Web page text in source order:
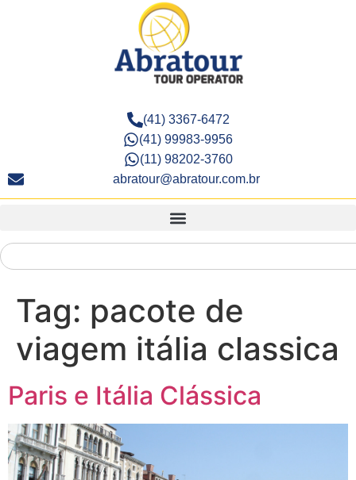
(41) 3367-6472
(41) 99983-9956
(11) 98202-3760
abratour@abratour.com.br
Tag: pacote de
viagem itália classica
Paris e Itália Clássica